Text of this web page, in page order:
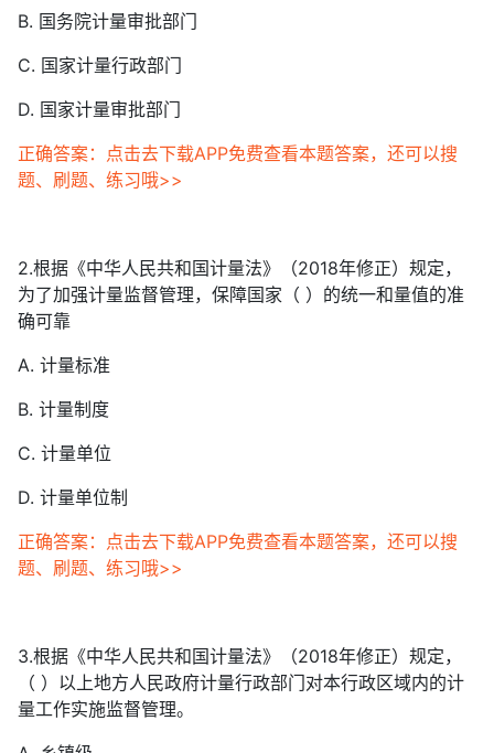
B. 国务院计量审批部门
C. 国家计量行政部门
D. 国家计量审批部门
正确答案：点击去下载APP免费查看本题答案，还可以搜
题、刷题、练习哦>>
2.根据《中华人民共和国计量法》（2018年修正）规定，
为了加强计量监督管理，保障国家（ ）的统一和量值的准
确可靠
A. 计量标准
B. 计量制度
C. 计量单位
D. 计量单位制
正确答案：点击去下载APP免费查看本题答案，还可以搜
题、刷题、练习哦>>
3.根据《中华人民共和国计量法》（2018年修正）规定，
（ ）以上地方人民政府计量行政部门对本行政区域内的计
量工作实施监督管理。